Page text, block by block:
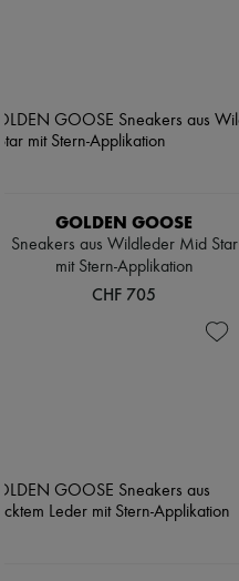
GOLDEN GOOSE
Sneakers aus Wildleder Mid Star
mit Stern-Applikation
CHF 705